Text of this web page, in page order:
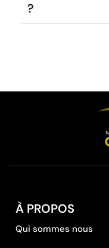
?
À PROPOS
Qui sommes nous